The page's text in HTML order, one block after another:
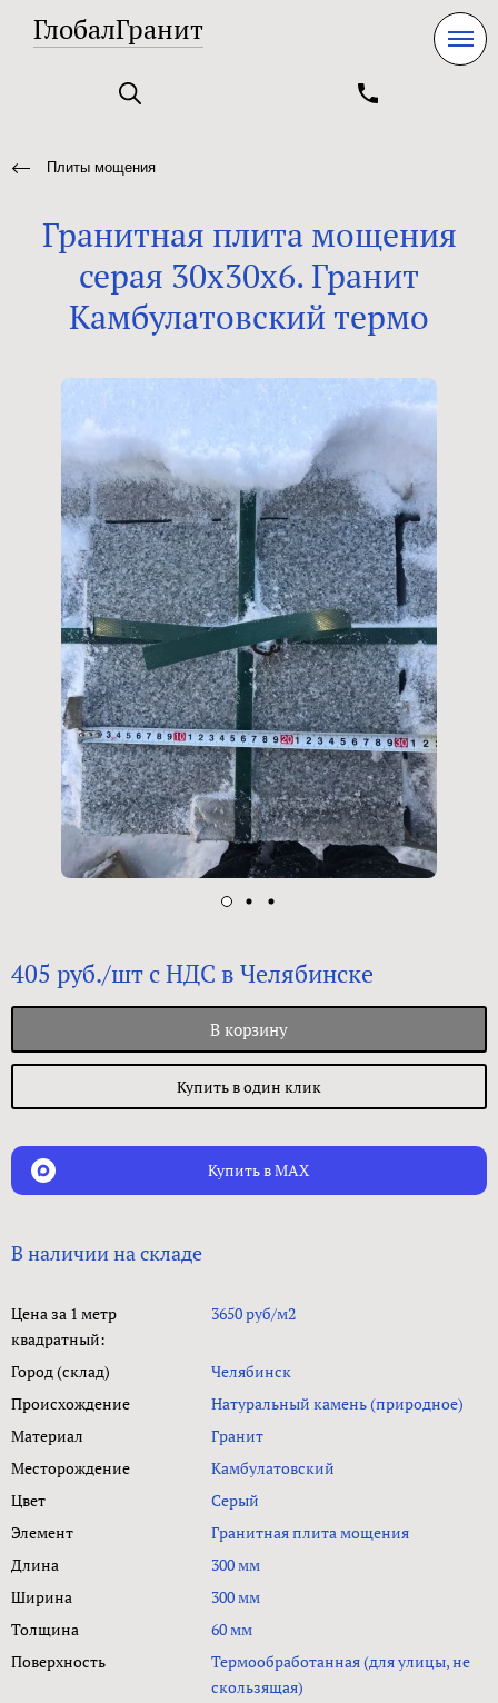
ГлобалГранит
Плиты мощения
Гранитная плита мощения
серая 30х30х6. Гранит
Камбулатовский термо
405 руб./шт с НДС в Челябинске
В корзину
Купить в один клик
Купить в MAX
В наличии на складе
Цена за 1 метр
квадратный:
3650 руб/м2
Город (склад)
Челябинск
Происхождение
Натуральный камень (природное)
Материал
Гранит
Месторождение
Камбулатовский
Цвет
Серый
Элемент
Гранитная плита мощения
Длина
300 мм
Ширина
300 мм
Толщина
60 мм
Поверхность
Термообработанная (для улицы, не
скользящая)